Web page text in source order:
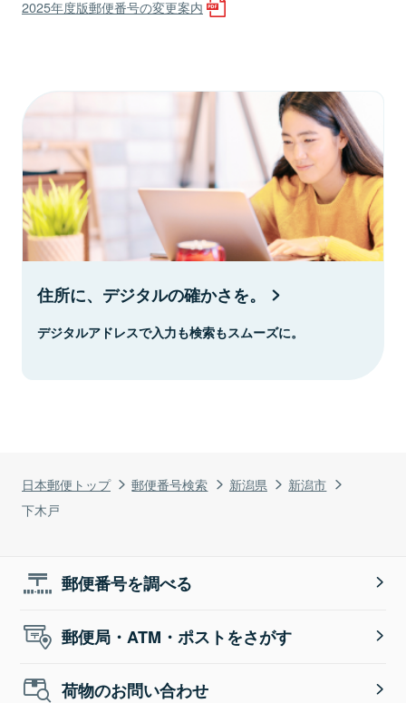
日本郵便トップ 郵便番号検索 新潟県
新潟市
下木戸
2025年度版郵便番号の変更案内
住所に、デジタルの確かさを。
デジタルアドレスで入力も検索もスムーズに。
郵便番号を調べる
郵便局・ATM・ポストをさがす
荷物のお問い合わせ